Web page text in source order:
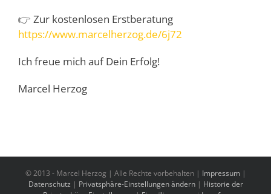
👉 Zur kostenlosen Erstberatung
https://www.marcelherzog.de/6j72
Ich freue mich auf Dein Erfolg!
Marcel Herzog
© 2013 - Marcel Herzog | Alle Rechte vorbehalten | Impressum |
Datenschutz | Privatsphäre-Einstellungen ändern| Historie der